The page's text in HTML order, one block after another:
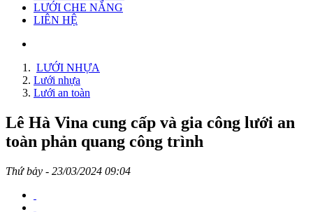
LƯỚI CHE NẮNG
LIÊN HỆ
LƯỚI NHỰA
Lưới nhựa
Lưới an toàn
Lê Hà Vina cung cấp và gia công lưới an
toàn phản quang công trình
Thứ bảy - 23/03/2024 09:04